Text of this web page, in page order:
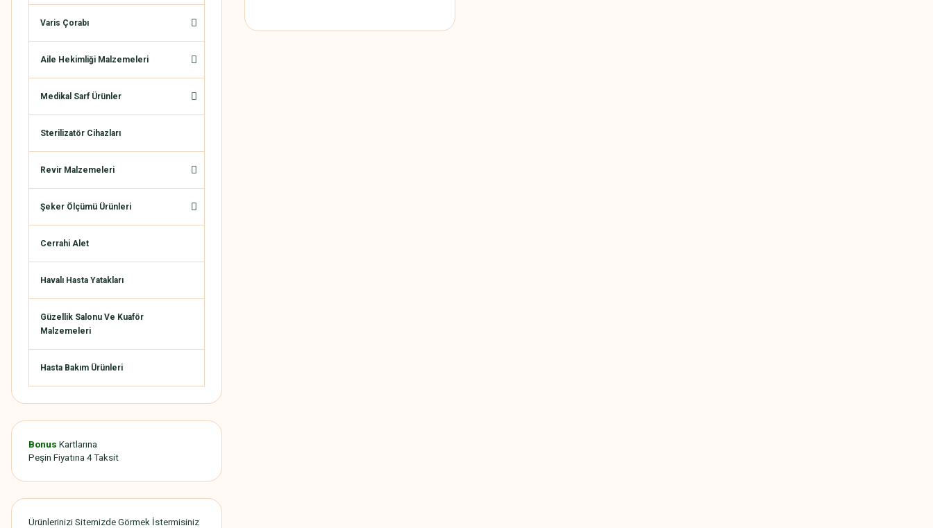
Varis Çorabı
Aile Hekimliği Malzemeleri
Medikal Sarf Ürünler
Sterilizatör Cihazları
Revir Malzemeleri
Şeker Ölçümü Ürünleri
Cerrahi Alet
Havalı Hasta Yatakları
Güzellik Salonu Ve Kuaför
Malzemeleri
Hasta Bakım Ürünleri
Bonus Kartlarına
Peşin Fiyatına 4 Taksit
Ürünlerinizi Sitemizde Görmek İstermisiniz